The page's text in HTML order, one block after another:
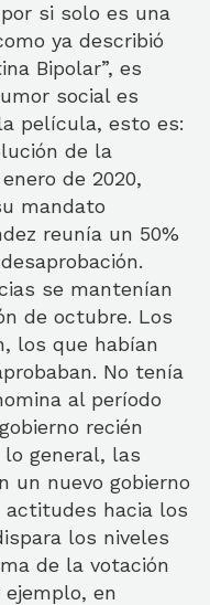
si solo es una
ya describió
Bipolar”, es
social es
película, esto es:
de la
de 2020,
mandato
reunía un 50%
se mantenían
de octubre. Los
los que habían
No tenía
al período
recién
lo general, las
un nuevo gobierno
actitudes hacia los
los niveles
de la votación
ejemplo, en